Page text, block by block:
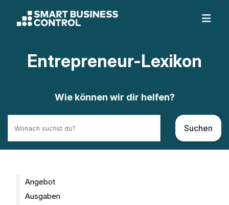
Entrepreneur-Lexikon
Wie können wir dir helfen?
Suchen
Angebot
Ausgaben